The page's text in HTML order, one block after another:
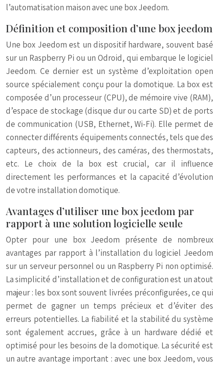
l’automatisation maison avec une box Jeedom.
Définition et composition d’une box jeedom
Une box Jeedom est un dispositif hardware, souvent basé
sur un Raspberry Pi ou un Odroid, qui embarque le logiciel
Jeedom. Ce dernier est un système d’exploitation open
source spécialement conçu pour la domotique. La box est
composée d’un processeur (CPU), de mémoire vive (RAM),
d’espace de stockage (disque dur ou carte SD) et de ports
de communication (USB, Ethernet, Wi-Fi). Elle permet de
connecter différents équipements connectés, tels que des
capteurs, des actionneurs, des caméras, des thermostats,
etc. Le choix de la box est crucial, car il influence
directement les performances et la capacité d’évolution
de votre installation domotique.
Avantages d’utiliser une box jeedom par
rapport à une solution logicielle seule
Opter pour une box Jeedom présente de nombreux
avantages par rapport à l’installation du logiciel Jeedom
sur un serveur personnel ou un Raspberry Pi non optimisé.
La simplicité d’installation et de configuration est un atout
majeur : les box sont souvent livrées préconfigurées, ce qui
permet de gagner un temps précieux et d’éviter des
erreurs potentielles. La fiabilité et la stabilité du système
sont également accrues, grâce à un hardware dédié et
optimisé pour les besoins de la domotique. La sécurité est
un autre avantage important : avec une box Jeedom, vous